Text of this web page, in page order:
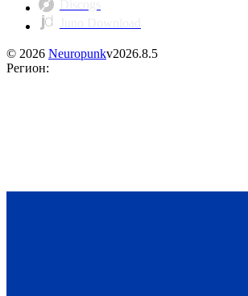
© 2026 Neuropunkv2026.8.5
Регион: